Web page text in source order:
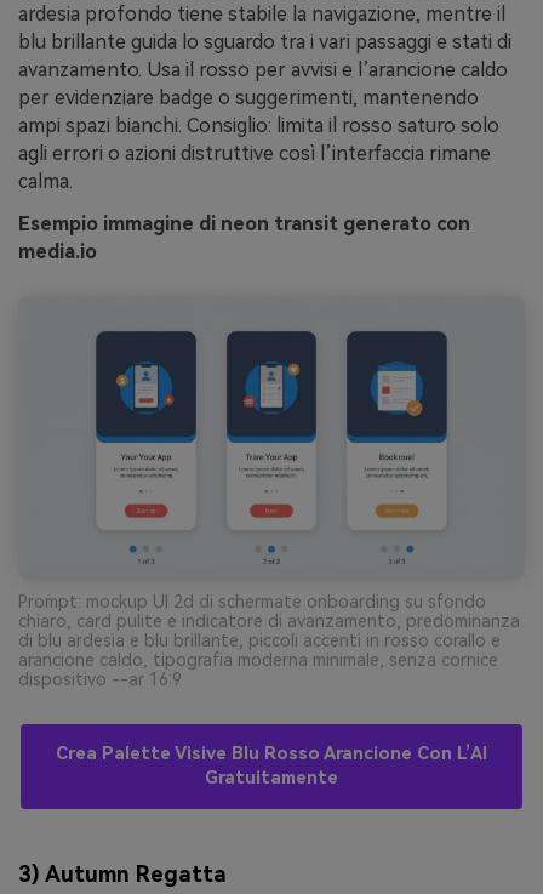
ardesia profondo tiene stabile la navigazione, mentre il
blu brillante guida lo sguardo tra i vari passaggi e stati di
avanzamento. Usa il rosso per avvisi e l’arancione caldo
per evidenziare badge o suggerimenti, mantenendo
ampi spazi bianchi. Consiglio: limita il rosso saturo solo
agli errori o azioni distruttive così l’interfaccia rimane
calma.
Esempio immagine di neon transit generato con
media.io
Prompt: mockup UI 2d di schermate onboarding su sfondo
chiaro, card pulite e indicatore di avanzamento, predominanza
di blu ardesia e blu brillante, piccoli accenti in rosso corallo e
arancione caldo, tipografia moderna minimale, senza cornice
dispositivo --ar 16:9
Crea Palette Visive Blu Rosso Arancione Con L’AI
Gratuitamente
3) Autumn Regatta